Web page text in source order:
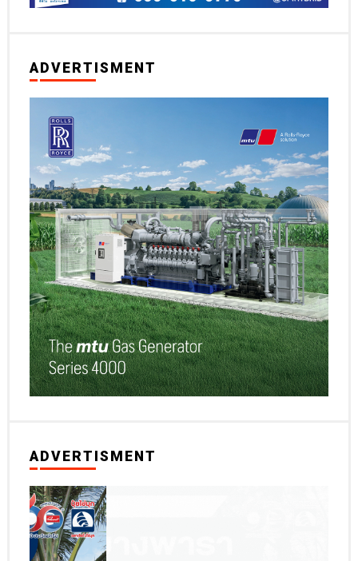
ADVERTISMENT
ADVERTISMENT